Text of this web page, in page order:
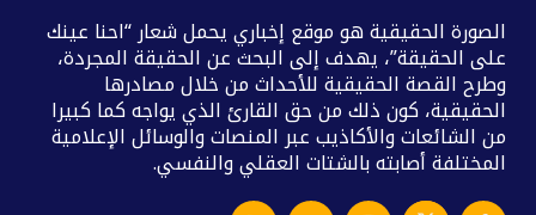
الصورة الحقيقية هو موقع إخباري يحمل شعار “احنا عينك
على الحقيقة”، يهدف إلى البحث عن الحقيقة المجردة،
وطرح القصة الحقيقية للأحداث من خلال مصادرها
الحقيقية، كون ذلك من حق القارئ الذي يواجه كما كبيرا
من الشائعات والأكاذيب عبر المنصات والوسائل الإعلامية
المختلفة أصابته بالشتات العقلي والنفسي.